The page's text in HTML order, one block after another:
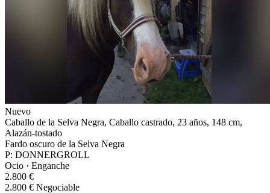
Nuevo
Caballo de la Selva Negra, Caballo castrado, 23 años, 148 cm,
Alazán-tostado
Fardo oscuro de la Selva Negra
P: DONNERGROLL
Ocio · Enganche
2.800 €
2.800 € Negociable